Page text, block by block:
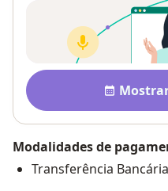
Disponibilidade
Modalidades de
Transferência Bancária